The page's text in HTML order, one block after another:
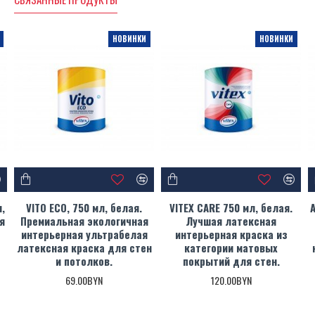
основания
Для внутреннего и наружного применения
Доступна в белом цвете. Колеруется в 3 цвета: желтый, красный и
серый на прозрачной базе, по системе Vitex Coloring System. Также
колеруется на основе белой и средней базах.
Белая 750 мл
РАСХОД
10 – 12 м²/л в один слой, на подготовленную поверхность.
ЛЕТУЧИЕ ОРГАНИЧЕСКИЕ СОЕДИНЕНИЯ
НОВИНКИ
VITO ECO, 750 мл, белая.
Премиальная экологичная
интерьерная ультрабелая
латексная краска для стен
и потолков.
69.00BYN
НОВИНКИ
VITEX CARE 750 мл, белая.
Лучшая латексная
интерьерная краска из
категории матовых
покрытий для стен.
120.00BYN